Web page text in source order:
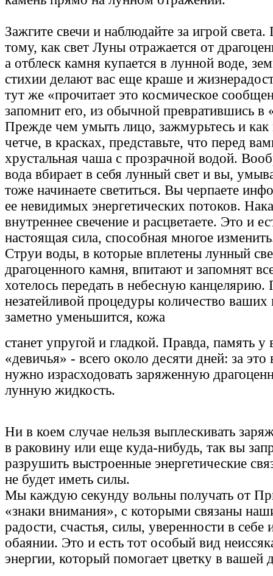
Зажгите свечи и наблюдайте за игрой
тому, как свет Луны отражается от
а отблеск камня купается в лунной воде,
стихии делают вас еще краше и
тут же «прочитает это космическое
запомнит его, из обычной превратившись
Прежде чем умыть лицо, зажмурьтесь и
четче, в красках, представьте, что перед
хрустальная чаша с прозрачной водой.
вода вбирает в себя лунный свет и вы,
тоже начинаете светиться. Вы черпаете
ее невидимых энергетических потоков.
внутреннее свечение и расцветаете. Это и
настоящая сила, способная многое
Струи воды, в которые вплетены лунный
драгоценного камня, впитают и запомнят
хотелось передать в небесную канцелярию.
незатейливой процедуры количество
заметно уменьшится, кожа
станет упругой и гладкой. Правда, память у
«девичья» - всего около десяти дней: за это
нужно израсходовать заряженную
лунную жидкость.
Ни в коем случае нельзя выплескивать
в раковину или еще куда-нибудь, так вы
разрушить выстроенные энергетические
не будет иметь силы.
Мы каждую секунду вольны получать от
«знаки внимания», с которыми связаны
радости, счастья, силы, уверенности в себе
обаянии. Это и есть тот особый вид
энергии, который помогает цветку в вашей